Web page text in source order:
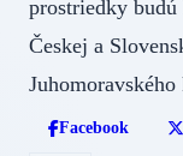
prostriedky budú
Českej a
Facebook